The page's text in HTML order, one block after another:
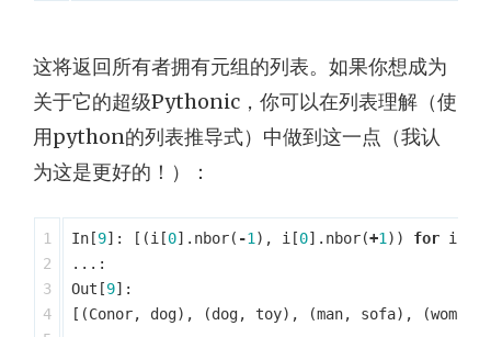
这将返回所有者拥有元组的列表。如果你想成为
关于它的超级Pythonic，你可以在列表理解（使
用python的列表推导式）中做到这一点（我认
为这是更好的！）：
1
2
3
4
In [9]: [(i [0]. nbor( -1 ), i [0]. nbor(+1 )) for i
...:
Out [9]:
[(Conor, dog), (dog, toy), (man, sofa), (woman